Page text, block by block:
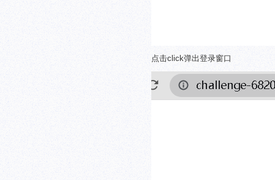
点击click弹出登录窗口